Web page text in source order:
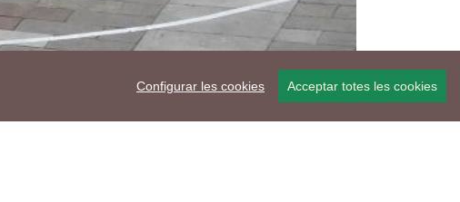
Configurar les cookies Acceptar totes les cookies